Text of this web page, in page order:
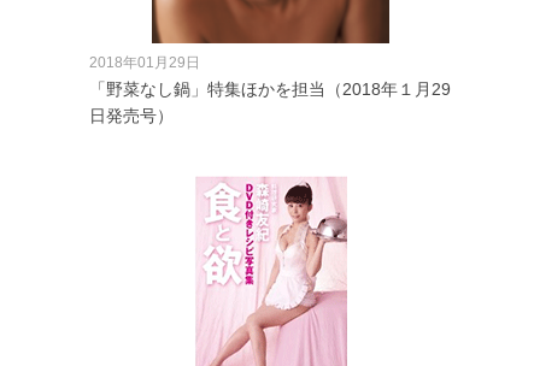
2018年01月29日
「野菜なし鍋」特集ほかを担当（2018年１月29
日発売号）